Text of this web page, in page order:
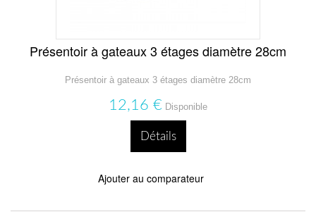
Présentoir à gateaux 3 étages diamètre 28cm
Présentoir à gateaux 3 étages diamètre 28cm
12,16 € Disponible
Détails
Ajouter au comparateur